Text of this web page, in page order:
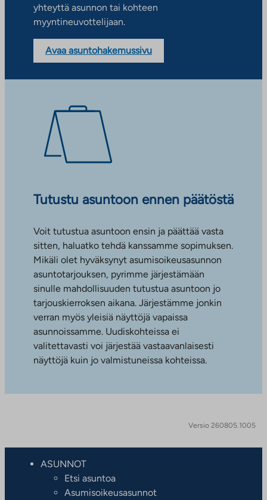
yhteyttä asunnon tai kohteen
myyntineuvottelijaan.
Avaa asuntohakemussivu
Tutustu asuntoon ennen päätöstä
Voit tutustua asuntoon ensin ja päättää vasta
sitten, haluatko tehdä kanssamme sopimuksen.
Mikäli olet hyväksynyt asumisoikeusasunnon
asuntotarjouksen, pyrimme järjestämään
sinulle mahdollisuuden tutustua asuntoon jo
tarjouskierroksen aikana. Järjestämme jonkin
verran myös yleisiä näyttöjä vapaissa
asunnoissamme. Uudiskohteissa ei
valitettavasti voi järjestää vastaavanlaisesti
näyttöjä kuin jo valmistuneissa kohteissa.
Versio 260805.1005
ASUNNOT
Etsi asuntoa
Asumisoikeusasunnot